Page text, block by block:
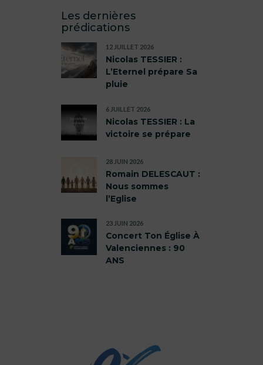
Les dernières
prédications
Nicolas TESSIER :
L’Eternel prépare Sa
pluie
12 JUILLET 2026
Nicolas TESSIER : La
victoire se prépare
6 JUILLET 2026
Romain DELESCAUT :
Nous sommes
l’Eglise
28 JUIN 2026
Concert Ton Église À
Valenciennes : 90
ANS
23 JUIN 2026